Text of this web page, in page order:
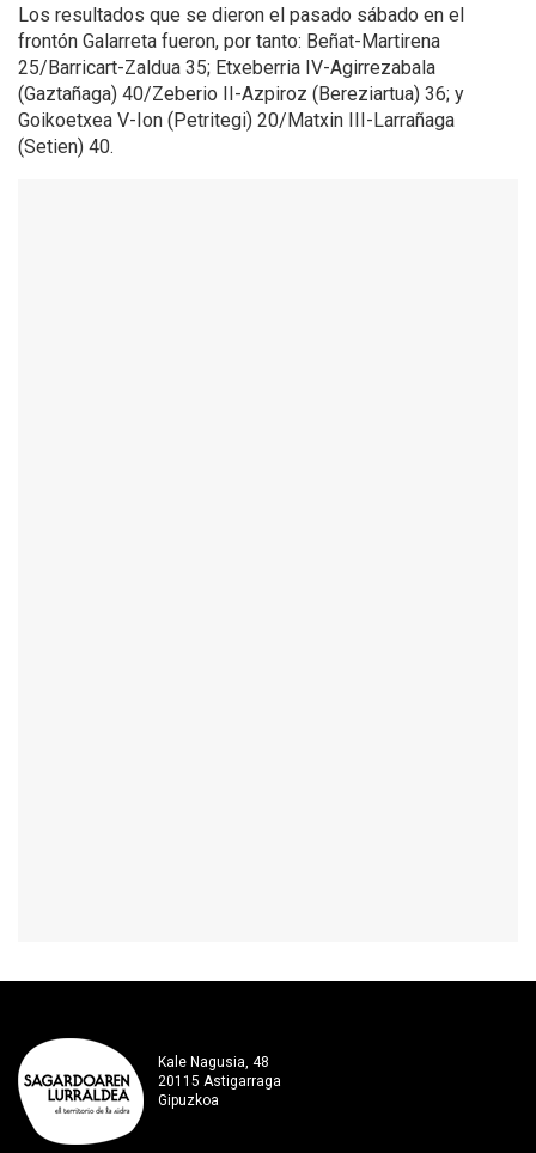
Los resultados que se dieron el pasado sábado en el
frontón Galarreta fueron, por tanto: Beñat-Martirena
25/Barricart-Zaldua 35; Etxeberria IV-Agirrezabala
(Gaztañaga) 40/Zeberio II-Azpiroz (Bereziartua) 36; y
Goikoetxea V-Ion (Petritegi) 20/Matxin III-Larrañaga
(Setien) 40.
Kale Nagusia, 48
20115 Astigarraga
Gipuzkoa